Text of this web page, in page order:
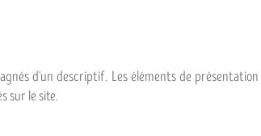
d'un descriptif. Les éléments de
sur le site.